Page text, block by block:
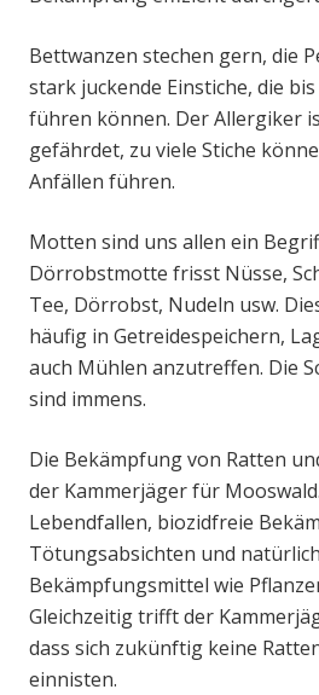
Bettwanzen stechen gern, die
stark juckende Einstiche, die
führen können. Der Allergiker
gefährdet, zu viele Stiche
Anfällen führen.
Motten sind uns allen ein
Dörrobstmotte frisst Nüsse,
Tee, Dörrobst, Nudeln usw.
häufig in Getreidespeichern,
auch Mühlen anzutreffen. Die
sind immens.
Die Bekämpfung von Ratten
der Kammerjäger für
Lebendfallen, biozidfreie
Tötungsabsichten und
Bekämpfungsmittel wie
Gleichzeitig trifft der
dass sich zukünftig keine
einnisten.